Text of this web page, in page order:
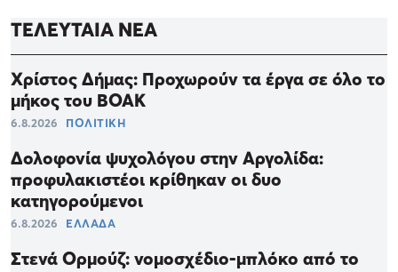
ΤΕΛΕΥΤΑΙΑ ΝΕΑ
Χρίστος Δήμας: Προχωρούν τα έργα σε όλο το
μήκος του ΒΟΑΚ
6.8.2026 ΠΟΛΙΤΙΚΗ
Δολοφονία ψυχολόγου στην Αργολίδα:
προφυλακιστέοι κρίθηκαν οι δυο
κατηγορούμενοι
6.8.2026 ΕΛΛΑΔΑ
Στενά Ορμούζ: νομοσχέδιο-μπλόκο από το